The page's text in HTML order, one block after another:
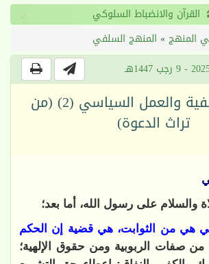
القرآن والانضباط السلوكي ›
المنهج» المنهج السلفي
الدعوة السلفية والعمل السياسي (2) (من
تراث الدعوة)
والسلام على رسول الله، أما بعد؛
التي هي من الثوابت، هي قضية إن الحكم
من صفات الربوبية ومن حقوق الإلهية؛